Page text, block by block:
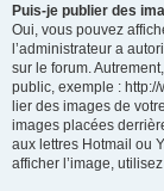
Puis-je publier des
Oui, vous pouvez
l’administrateur a
sur le forum.
public, exemple :
lier des images de
images placées
aux lettres Hotmail ou
afficher l’image,